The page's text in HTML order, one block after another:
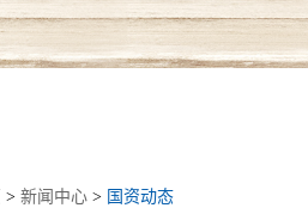
> 新闻中心 > 国资动态